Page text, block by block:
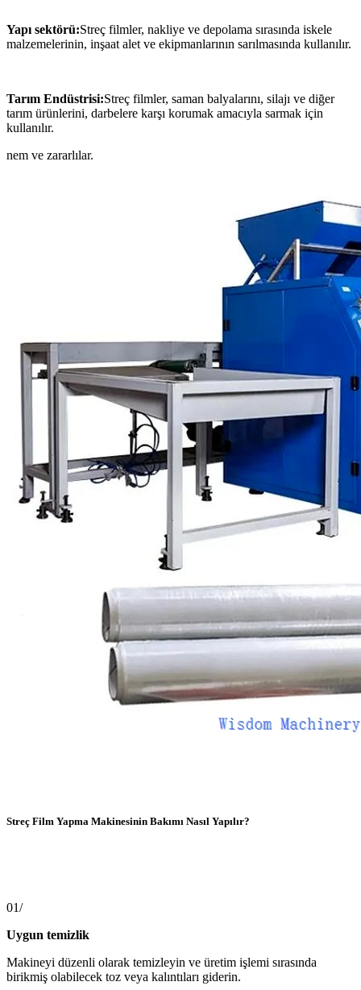
Yapı sektörü:Streç filmler, nakliye ve depolama sırasında iskele
malzemelerinin, inşaat alet ve ekipmanlarının sarılmasında kullanılır.
Tarım Endüstrisi:Streç filmler, saman balyalarını, silajı ve diğer
tarım ürünlerini, darbelere karşı korumak amacıyla sarmak için
kullanılır.
nem ve zararlılar.
Streç Film Yapma Makinesinin Bakımı Nasıl Yapılır?
01/
Uygun temizlik
Makineyi düzenli olarak temizleyin ve üretim işlemi sırasında
birikmiş olabilecek toz veya kalıntıları giderin.